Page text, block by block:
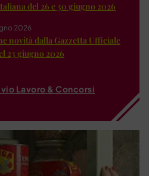
del 26 e 30 giugno 2026
2026
novità dalla Gazzetta Ufficiale
23 giugno 2026
Lavoro & Concorsi